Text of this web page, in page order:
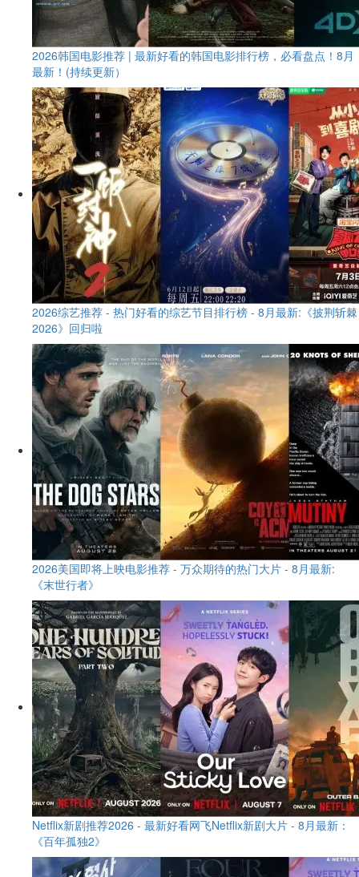
2026韩国电影推荐 | 最新好看的韩国电影排行榜，必看盘点！8月
最新！(持续更新）
2026综艺推荐 - 热门好看的综艺节目排行榜 - 8月最新:《​​披荆斩棘
2026》回归啦
2026美国即将上映电影推荐 - 万众期待的热门大片 - 8月最新:
《末世行者》
Netflix新剧推荐2026 - 最新好看网飞Netflix新剧大片 - 8月最新：
《​​百年孤独2》